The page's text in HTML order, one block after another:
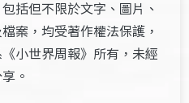
括但不限於文字、圖片、
案，均受著作權法保護，
小世界周報》所有，未經
。